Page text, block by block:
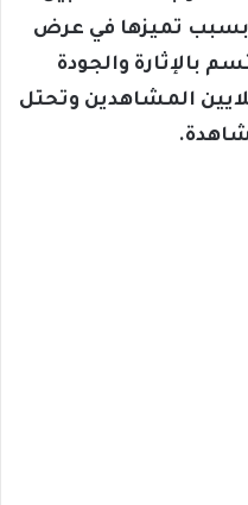
بسبب تميزها في عرض
بالإثارة والجودة
المشاهدين وتحتل